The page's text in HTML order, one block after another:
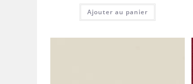
Ajouter au panier